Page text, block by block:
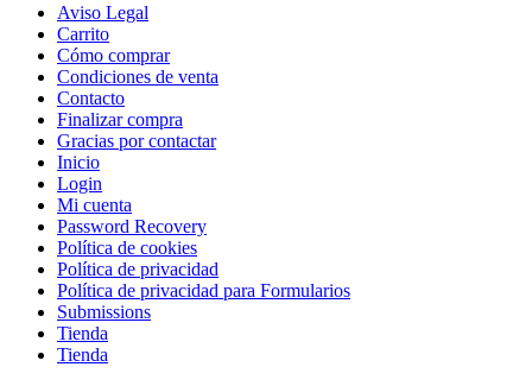
Aviso Legal
Carrito
Cómo comprar
Condiciones de venta
Contacto
Finalizar compra
Gracias por contactar
Inicio
Login
Mi cuenta
Password Recovery
Política de cookies
Política de privacidad
Política de privacidad para Formularios
Submissions
Tienda
Tienda